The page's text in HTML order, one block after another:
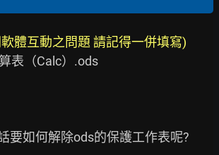
體互動之問題 請記得一併填寫)
表（Calc）.ods
要如何解除ods的保護工作表呢?